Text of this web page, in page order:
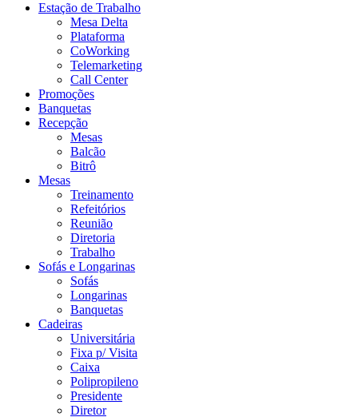
Estação de Trabalho
Mesa Delta
Plataforma
CoWorking
Telemarketing
Call Center
Promoções
Banquetas
Recepção
Mesas
Balcão
Bitrô
Mesas
Treinamento
Refeitórios
Reunião
Diretoria
Trabalho
Sofás e Longarinas
Sofás
Longarinas
Banquetas
Cadeiras
Universitária
Fixa p/ Visita
Caixa
Polipropileno
Presidente
Diretor